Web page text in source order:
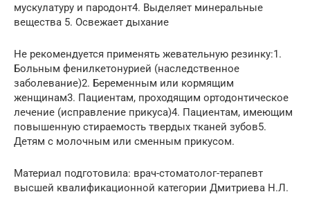
мускулатуру и пародонт4. Выделяет минеральные
вещества 5. Освежает дыхание
Не рекомендуется применять жевательную резинку:1.
Больным фенилкетонурией (наследственное
заболевание)2. Беременным или кормящим
женщинам3. Пациентам, проходящим ортодонтическое
лечение (исправление прикуса)4. Пациентам, имеющим
повышенную стираемость твердых тканей зубов5.
Детям с молочным или сменным прикусом.
Материал подготовила: врач-стоматолог-терапевт
высшей квалификационной категории Дмитриева Н.Л.